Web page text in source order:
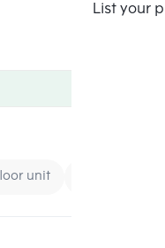
List your
unit